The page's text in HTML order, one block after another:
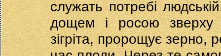
служать потребі
дощем і росою зверху
зігріта, пророщує зерно,